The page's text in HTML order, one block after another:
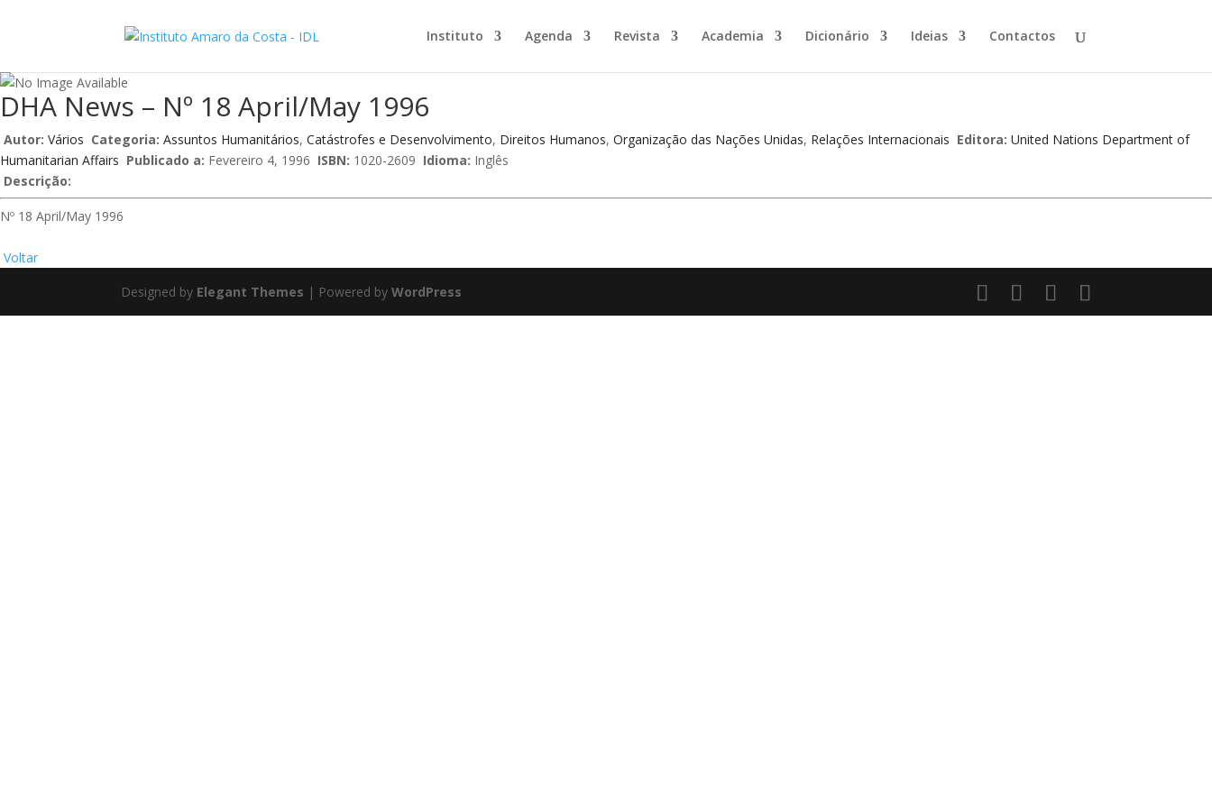
Instituto Agenda Revista Academia Dicionário Ideias Contactos
DHA News – Nº 18 April/May 1996
Autor: Vários Categoria: Assuntos Humanitários, Catástrofes e Desenvolvimento, Direitos Humanos, Organização das Nações Unidas, Relações Internacionais Editora: United Nations Department of
Humanitarian Affairs Publicado a: Fevereiro 4, 1996 ISBN: 1020-2609 Idioma: Inglês
Descrição:
Nº 18 April/May 1996
Voltar
Designed by Elegant Themes | Powered byWordPress